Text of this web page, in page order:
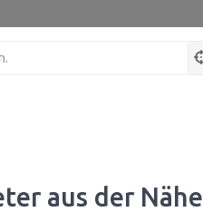
aus der Nähe